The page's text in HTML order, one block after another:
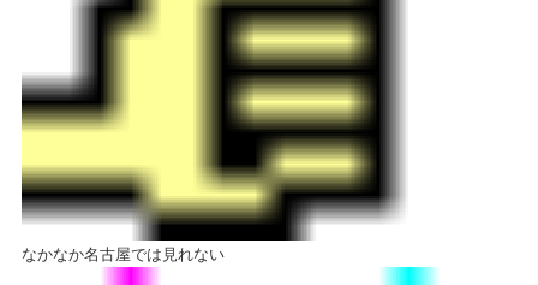
なかなか名古屋では見れない